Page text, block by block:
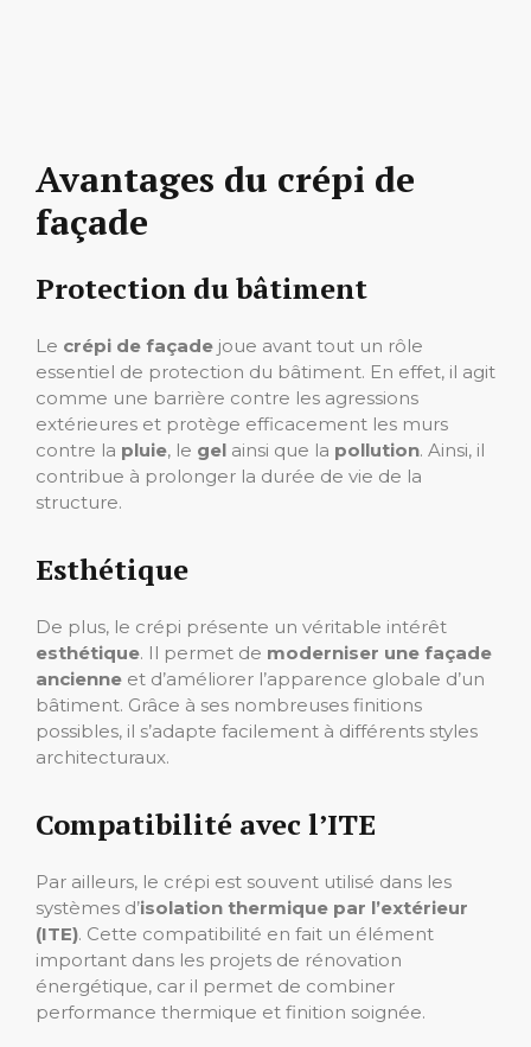
Avantages du crépi de
façade
Protection du bâtiment
Le crépi de façade joue avant tout un rôle
essentiel de protection du bâtiment. En effet, il agit
comme une barrière contre les agressions
extérieures et protège efficacement les murs
contre la pluie, le gel ainsi que la pollution. Ainsi, il
contribue à prolonger la durée de vie de la
structure.
Esthétique
De plus, le crépi présente un véritable intérêt
esthétique. Il permet de moderniser une façade
ancienne et d’améliorer l’apparence globale d’un
bâtiment. Grâce à ses nombreuses finitions
possibles, il s’adapte facilement à différents styles
architecturaux.
Compatibilité avec l’ITE
Par ailleurs, le crépi est souvent utilisé dans les
systèmes d’isolation thermique par l’extérieur
(ITE). Cette compatibilité en fait un élément
important dans les projets de rénovation
énergétique, car il permet de combiner
performance thermique et finition soignée.